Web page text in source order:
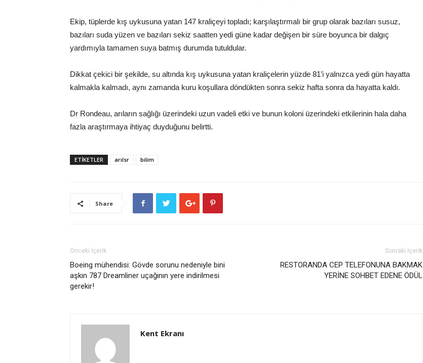
Ekip, tüplerde kış uykusuna yatan 147 kraliçeyi topladı; karşılaştırmalı bir grup olarak bazıları susuz,
bazıları suda yüzen ve bazıları sekiz saatten yedi güne kadar değişen bir süre boyunca bir dalgıç
yardımıyla tamamen suya batmış durumda tutuldular.
Dikkat çekici bir şekilde, su altında kış uykusuna yatan kraliçelerin yüzde 81’i yalnızca yedi gün hayatta
kalmakla kalmadı, aynı zamanda kuru koşullara döndükten sonra sekiz hafta sonra da hayatta kaldı.
Dr Rondeau, arıların sağlığı üzerindeki uzun vadeli etki ve bunun koloni üzerindeki etkilerinin hala daha
fazla araştırmaya ihtiyaç duyduğunu belirtti.
ETİKETLER arılsr bilim
Share
Önceki İçerik
Boeing mühendisi: Gövde sorunu nedeniyle bini
aşkın 787 Dreamliner uçağının yere indirilmesi
gerekir!
Sonraki İçerik
RESTORANDA CEP TELEFONUNA BAKMAK
YERİNE SOHBET EDENE ÖDÜL
Kent Ekranı